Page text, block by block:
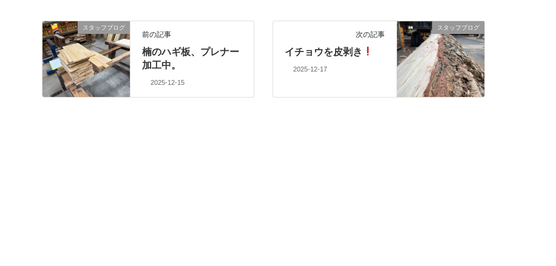
スタッフブログ
前の記事
楠のハギ板、プレナー
加工中。
2025-12-15
スタッフブログ
次の記事
イチョウを皮剥き
2025-12-17